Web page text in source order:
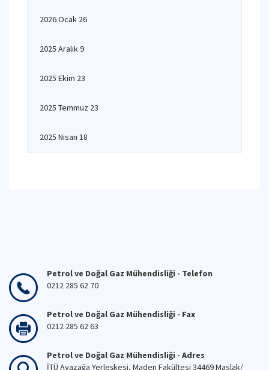
2026 Ocak 26
2025 Aralık 9
2025 Ekim 23
2025 Temmuz 23
2025 Nisan 18
Petrol ve Doğal Gaz Mühendisliği - Telefon
0212 285 62 70
Petrol ve Doğal Gaz Mühendisliği - Fax
0212 285 62 63
Petrol ve Doğal Gaz Mühendisliği - Adres
İTÜ Ayazağa Yerleşkesi, Maden Fakültesi 34469 Maslak/